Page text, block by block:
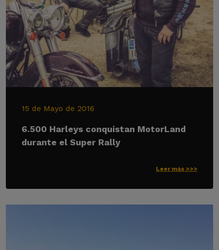
15 de Mayo de 2016
6.500 Harleys conquistan MotorLand
durante el Super Rally
Leer más >>>